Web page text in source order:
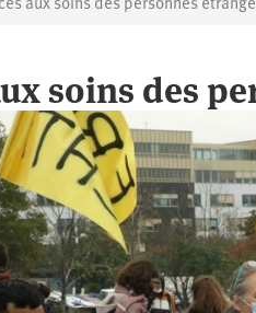
International
Chine
États-
Unis
Continents
Continents
Afrique
aux soins des personnes
soins des